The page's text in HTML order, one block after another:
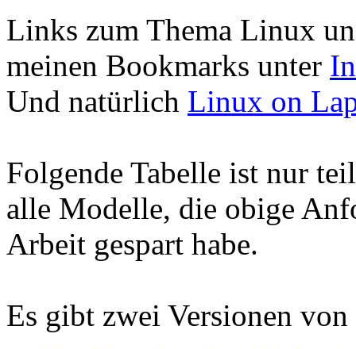
Links zum Thema Linux
meinen Bookmarks unter
Und natürlich Linux on
Folgende Tabelle ist nur
alle Modelle, die obige
Arbeit gespart habe.
Es gibt zwei Versionen von